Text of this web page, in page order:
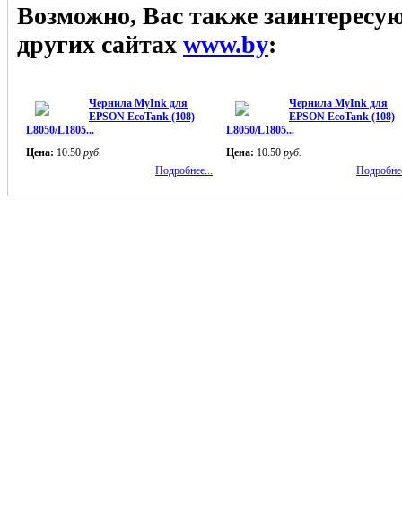
Возможно, Вас также
других сайтах www.by:
Чернила MyInk для
EPSON EcoTank (108)
L8050/L1805...
Цена: 10.50 руб.
Подробнее...
Чернила MyInk для
EPSON EcoTank (108)
L8050/L1805...
Цена: 10.50 руб.